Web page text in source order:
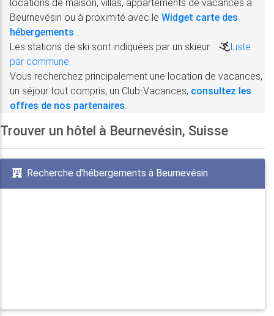
locations de maison, villas, appartements de vacances à
Beurnevésin ou à proximité avec le Widget carte des
hébergements
Les stations de ski sont indiquées par un skieur:
,Liste
par commune.
Vous recherchez principalement une location de vacances,
un séjour tout compris, un Club-Vacances, consultez les
offres de nos partenaires
Trouver un hôtel à Beurnevésin, Suisse
Recherche d'hébergements à Beurnevésin